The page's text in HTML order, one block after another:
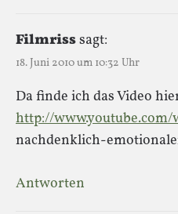
Filmrisssagt:
18. Juni 2010 um 10:32 Uhr
Da finde ich das Video
http://
nachdenklich-
Antworten